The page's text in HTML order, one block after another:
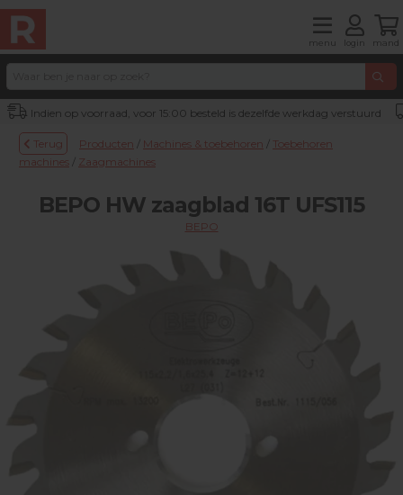
menu login mand
Indien op voorraad, voor 15:00 besteld is dezelfde werkdag verstuurd
Terug Producten / Machines & toebehoren / Toebehoren
machines / Zaagmachines
BEPO HW zaagblad 16T UFS115
BEPO